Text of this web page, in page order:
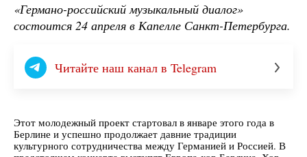
«Германо-российский музыкальный диалог»
состоится 24 апреля в Капелле Санкт-Петербурга.
Читайте наш канал в Telegram
Этот молодежный проект стартовал в январе этого года в
Берлине и успешно продолжает давние традиции
культурного сотрудничества между Германией и Россией. В